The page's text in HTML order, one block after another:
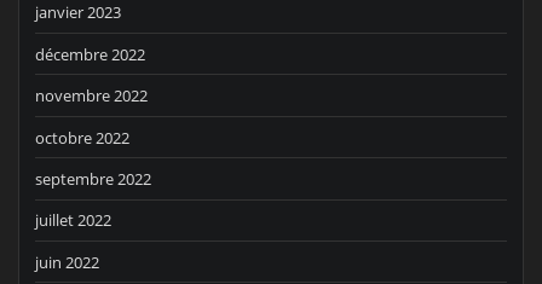
janvier 2023
décembre 2022
novembre 2022
octobre 2022
septembre 2022
juillet 2022
juin 2022